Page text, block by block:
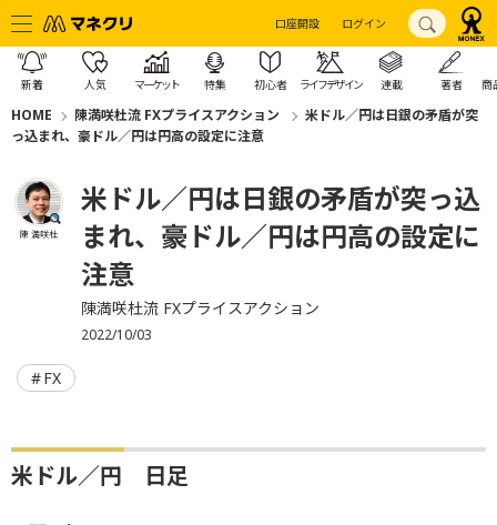
口座開設 ログイン
新着 人気 マーケット 特集 初心者 ライフデザイン 連載 著者 商
HOME 陳満咲杜流 FXプライスアクション
米ドル／円は日銀の矛盾が突
っ込まれ、豪ドル／円は円高の設定に注意
陳 満咲杜
米ドル／円は日銀の矛盾が突っ込
まれ、豪ドル／円は円高の設定に
注意
陳満咲杜流 FXプライスアクション
2022/10/03
FX
米ドル／円 日足